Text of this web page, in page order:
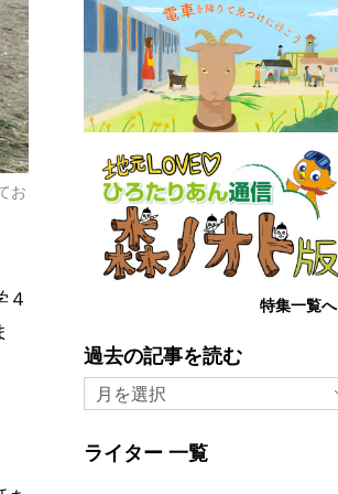
お
４
特集一覧へ
過去の記事を読む
月を選択
ライター 一覧